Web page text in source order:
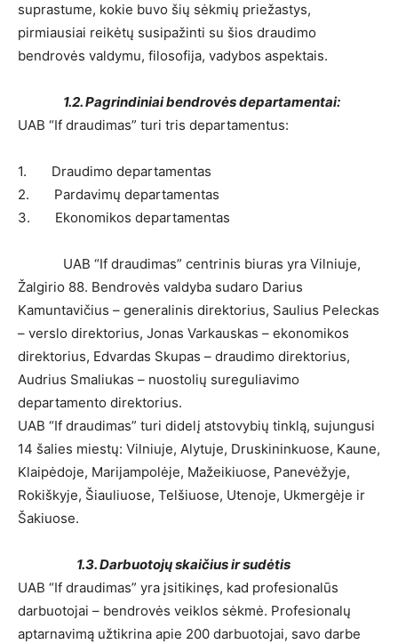
suprastume, kokie buvo šių sėkmių priežastys,
pirmiausiai reikėtų susipažinti su šios draudimo
bendrovės valdymu, filosofija, vadybos aspektais.
1.2. Pagrindiniai bendrovės departamentai:
UAB “If draudimas” turi tris departamentus:
1. Draudimo departamentas
2. Pardavimų departamentas
3. Ekonomikos departamentas
UAB “If draudimas” centrinis biuras yra Vilniuje,
Žalgirio 88. Bendrovės valdyba sudaro Darius
Kamuntavičius – generalinis direktorius, Saulius Peleckas
– verslo direktorius, Jonas Varkauskas – ekonomikos
direktorius, Edvardas Skupas – draudimo direktorius,
Audrius Smaliukas – nuostolių sureguliavimo
departamento direktorius.
UAB “If draudimas” turi didelį atstovybių tinklą, sujungusi
14 šalies miestų: Vilniuje, Alytuje, Druskininkuose, Kaune,
Klaipėdoje, Marijampolėje, Mažeikiuose, Panevėžyje,
Rokiškyje, Šiauliuose, Telšiuose, Utenoje, Ukmergėje ir
Šakiuose.
1.3. Darbuotojų skaičius ir sudėtis
UAB “If draudimas” yra įsitikinęs, kad profesionalūs
darbuotojai – bendrovės veiklos sėkmė. Profesionalų
aptarnavimą užtikrina apie 200 darbuotojai, savo darbe